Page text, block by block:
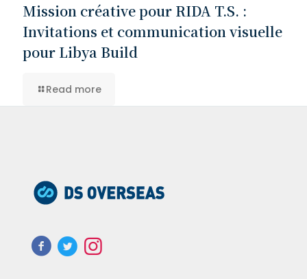
Mission créative pour RIDA T.S. :
Invitations et communication visuelle
pour Libya Build
Read more